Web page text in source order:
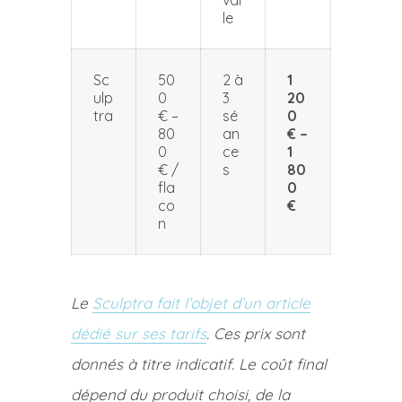
le
Sc
ulp
tra
50
0
€ –
80
0
€ /
fla
co
n
2 à
3
sé
an
ce
s
1
20
0
€ –
1
80
0
€
Le Sculptra fait l’objet d’un article
dédié sur ses tarifs. Ces prix sont
donnés à titre indicatif. Le coût final
dépend du produit choisi, de la